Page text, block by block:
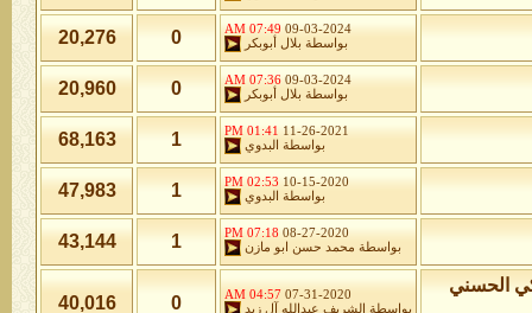
09-03-2024
07:49 AM
بواسطة بلال أبوبكر 0
20,276
09-03-2024
07:36 AM
بواسطة بلال أبوبكر 0
20,960
11-26-2021
01:41 PM
بواسطة
البدوي 1
68,163
10-15-2020
02:53 PM
بواسطة
البدوي 1
47,983
08-27-2020
07:18 PM
بواسطة محمد حسن ابو مازن 1
43,144
الحسني 07-31-2020
04:57 AM
بواسطة
الشريف عبدالله آل زيد 0
40,016